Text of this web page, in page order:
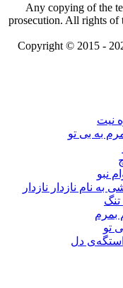
Any copying of the
prosecution. All rights of
Copyright © 2015 -
نیت
بە بی تو
نبو
نام نازدار نازدار
تنگ
بمرم
تو
دل